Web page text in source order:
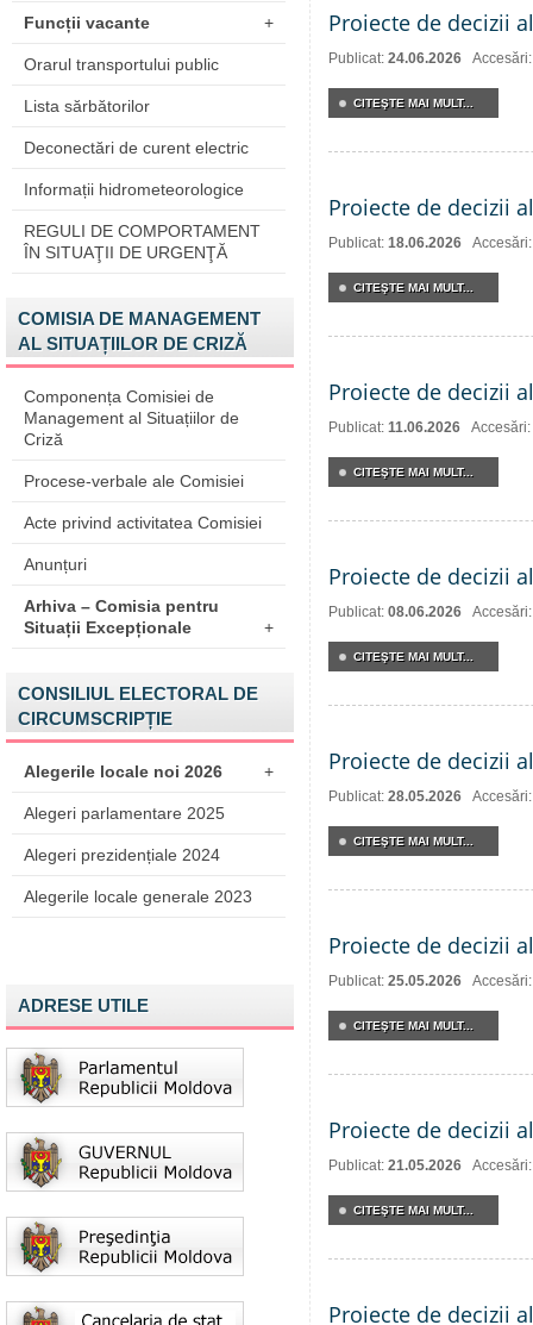
Funcții vacante +
Orarul transportului public
Lista sărbătorilor
Deconectări de curent electric
Informații hidrometeorologice
REGULI DE COMPORTAMENT
ÎN SITUAŢII DE URGENŢĂ
COMISIA DE MANAGEMENT
AL SITUAȚIILOR DE CRIZĂ
Componența Comisiei de
Management al Situațiilor de
Criză
Procese-verbale ale Comisiei
Acte privind activitatea Comisiei
Anunțuri
Arhiva – Comisia pentru
Situații Excepționale
+
CONSILIUL ELECTORAL DE
CIRCUMSCRIPȚIE
Alegerile locale noi 2026 +
Alegeri parlamentare 2025
Alegeri prezidențiale 2024
Alegerile locale generale 2023
ADRESE UTILE
Proiecte de decizii
Publicat: 24.06.2026
CITEŞTE MAI MULT...
Proiecte de decizii
Publicat: 18.06.2026
CITEŞTE MAI MULT...
Proiecte de decizii
Publicat: 11.06.2026
CITEŞTE MAI MULT...
Proiecte de decizii
Publicat: 08.06.2026
CITEŞTE MAI MULT...
Proiecte de decizii
Publicat: 28.05.2026
CITEŞTE MAI MULT...
Proiecte de decizii
Publicat: 25.05.2026
CITEŞTE MAI MULT...
Proiecte de decizii
Publicat: 21.05.2026
CITEŞTE MAI MULT...
Proiecte de decizii